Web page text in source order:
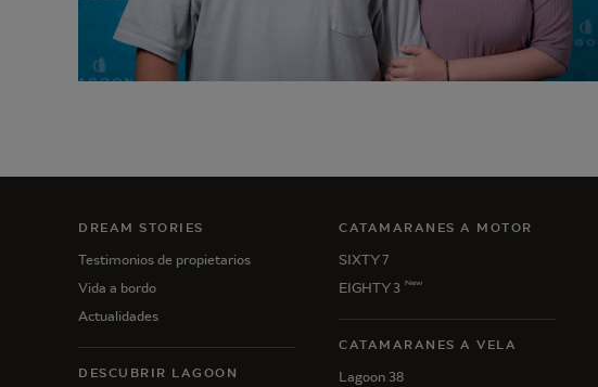
DREAM STORIES
Testimonios de propietarios
Vida a bordo
Actualidades
DESCUBRIR LAGOON
CATAMARANES A MOTOR
SIXTY 7
EIGHTY 3 New
CATAMARANES A VELA
Lagoon 38